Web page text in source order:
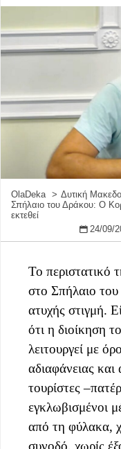
OlaDeka Δυτική
Σπήλαιο του Δράκου: Ο
εκτεθεί
24/09/
Το περιστατικό
στο Σπήλαιο
ατυχής στιγμή.
ότι η διοίκηση
λειτουργεί με
αδιαφάνειας
τουρίστες
εγκλωβισμένοι
από τη φύλακα,
συνοδό, χωρίς